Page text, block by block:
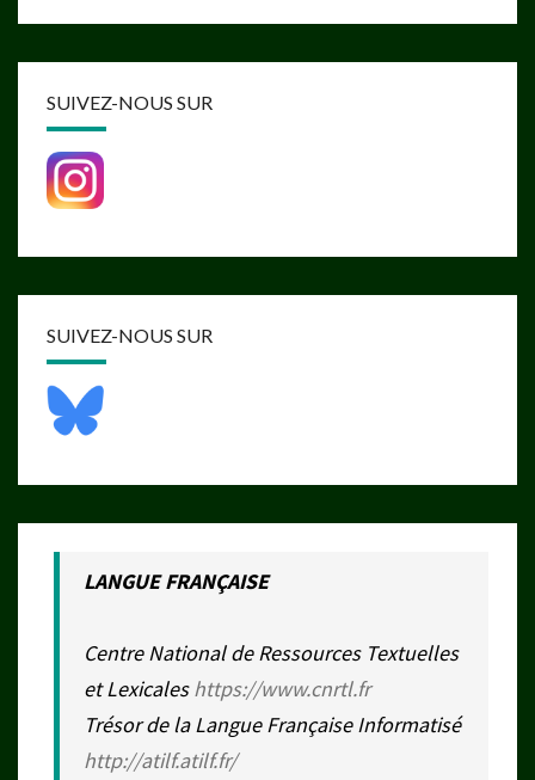
SUIVEZ-NOUS SUR
SUIVEZ-NOUS SUR
LANGUE FRANÇAISE
Centre National de Ressources Textuelles
et Lexicaleshttps://www.cnrtl.fr
Trésor de la Langue Française Informatisé
http://atilf.atilf.fr/